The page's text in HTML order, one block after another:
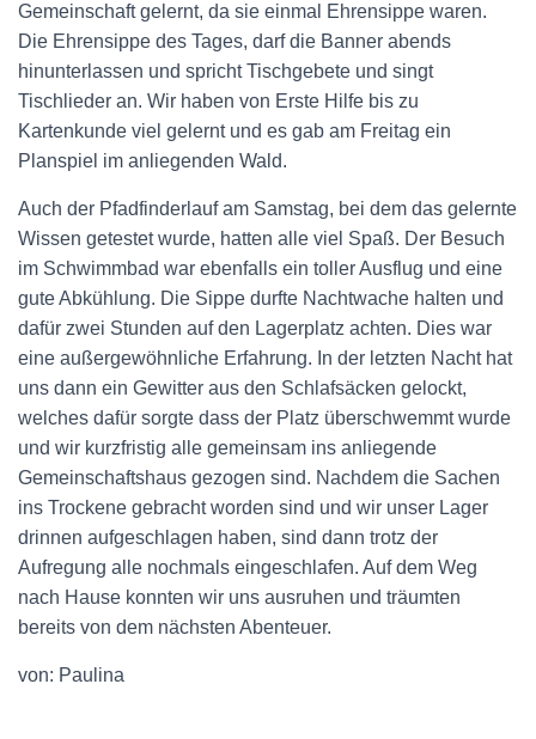
Gemeinschaft gelernt, da sie einmal Ehrensippe waren.
Die Ehrensippe des Tages, darf die Banner abends
hinunterlassen und spricht Tischgebete und singt
Tischlieder an. Wir haben von Erste Hilfe bis zu
Kartenkunde viel gelernt und es gab am Freitag ein
Planspiel im anliegenden Wald.
Auch der Pfadfinderlauf am Samstag, bei dem das gelernte
Wissen getestet wurde, hatten alle viel Spaß. Der Besuch
im Schwimmbad war ebenfalls ein toller Ausflug und eine
gute Abkühlung. Die Sippe durfte Nachtwache halten und
dafür zwei Stunden auf den Lagerplatz achten. Dies war
eine außergewöhnliche Erfahrung. In der letzten Nacht hat
uns dann ein Gewitter aus den Schlafsäcken gelockt,
welches dafür sorgte dass der Platz überschwemmt wurde
und wir kurzfristig alle gemeinsam ins anliegende
Gemeinschaftshaus gezogen sind. Nachdem die Sachen
ins Trockene gebracht worden sind und wir unser Lager
drinnen aufgeschlagen haben, sind dann trotz der
Aufregung alle nochmals eingeschlafen. Auf dem Weg
nach Hause konnten wir uns ausruhen und träumten
bereits von dem nächsten Abenteuer.
von: Paulina